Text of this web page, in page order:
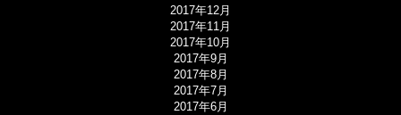
2017年12月
2017年11月
2017年10月
2017年9月
2017年8月
2017年7月
2017年6月